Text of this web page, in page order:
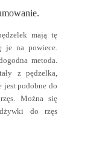
mają tę
je na powiece.
metoda.
z pędzelka,
jest podobne do
Można się
do rzęs